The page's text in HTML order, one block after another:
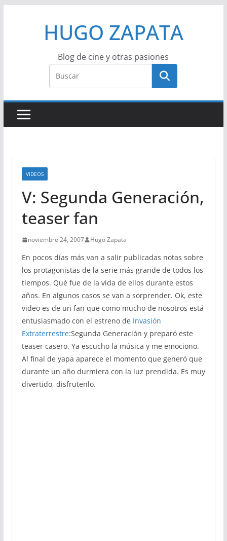
HUGO ZAPATA
Blog de cine y otras pasiones
VIDEOS
V: Segunda Generación,
teaser fan
noviembre 24, 2007 Hugo Zapata
En pocos días más van a salir publicadas notas sobre
los protagonistas de la serie más grande de todos los
tiempos. Qué fue de la vida de ellos durante estos
años. En algunos casos se van a sorprender. Ok, este
video es de un fan que como mucho de nosotros está
entusiasmado con el estreno de Invasión
Extraterrestre:Segunda Generación y preparó este
teaser casero. Ya escucho la música y me emociono.
Al final de yapa aparece el momento que generó que
durante un año durmiera con la luz prendida. Es muy
divertido, disfrutenlo.